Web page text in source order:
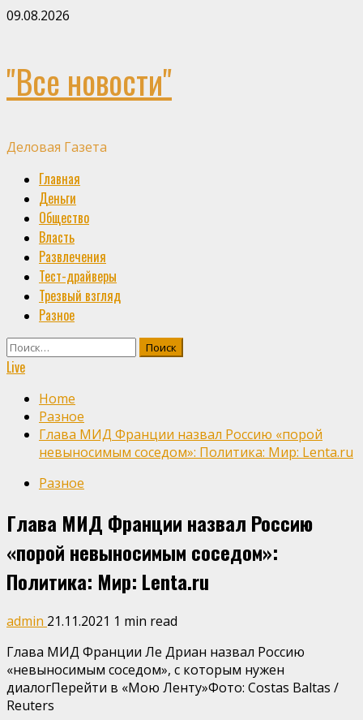
Skip
09.08.2026
"Все новости"
Деловая Газета
Primary
Menu
Главная
Деньги
Общество
Власть
Развлечения
Тест-драйверы
Трезвый взгляд
Разное
Найти:
Live
Home
Разное
Глава МИД Франции назвал Россию «порой
невыносимым соседом»: Политика: Мир: Lenta.ru
Разное
Глава МИД Франции назвал Россию
«порой невыносимым соседом»:
Политика: Мир: Lenta.ru
admin 21.11.2021 1 min read
Глава МИД Франции Ле Дриан назвал Россию
«невыносимым соседом», с которым нужен
диалогПерейти в «Мою Ленту»Фото: Costas Baltas /
Reuters